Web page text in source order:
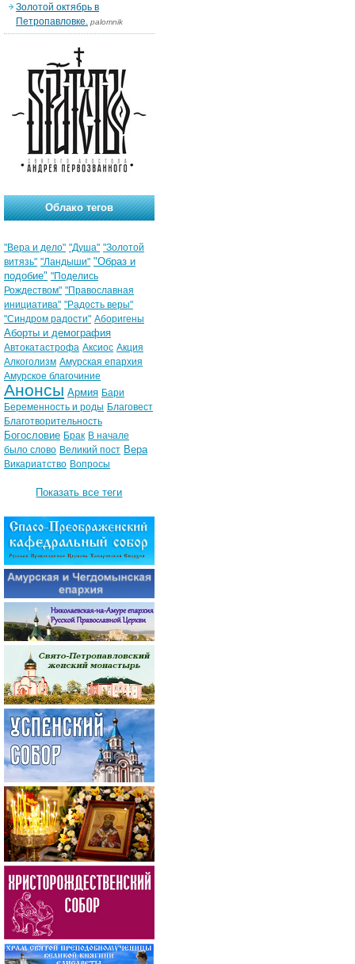
Золотой октябрь в
Петропавловке. palomnik
Облако тегов
"Вера и дело" "Душа" "Золотой
витязь" "Ландыши" "Образ и
подобие" "Поделись
Рождеством" "Православная
инициатива" "Радость веры"
"Синдром радости" Аборигены
Аборты и демография
Автокатастрофа Аксиос Акция
Алкоголизм Амурская епархия
Амурское благочиние
Анонсы Армия Бари
Беременность и роды Благовест
Благотворительность
Богословие Брак В начале
было слово Великий пост Вера
Викариатство Вопросы
Показать все теги